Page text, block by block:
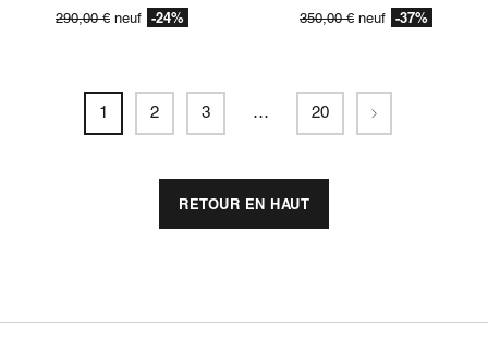
290,00 € neuf -24% 350,00 € neuf -37%
1 2 3 … 20 Suivant
RETOUR EN HAUT